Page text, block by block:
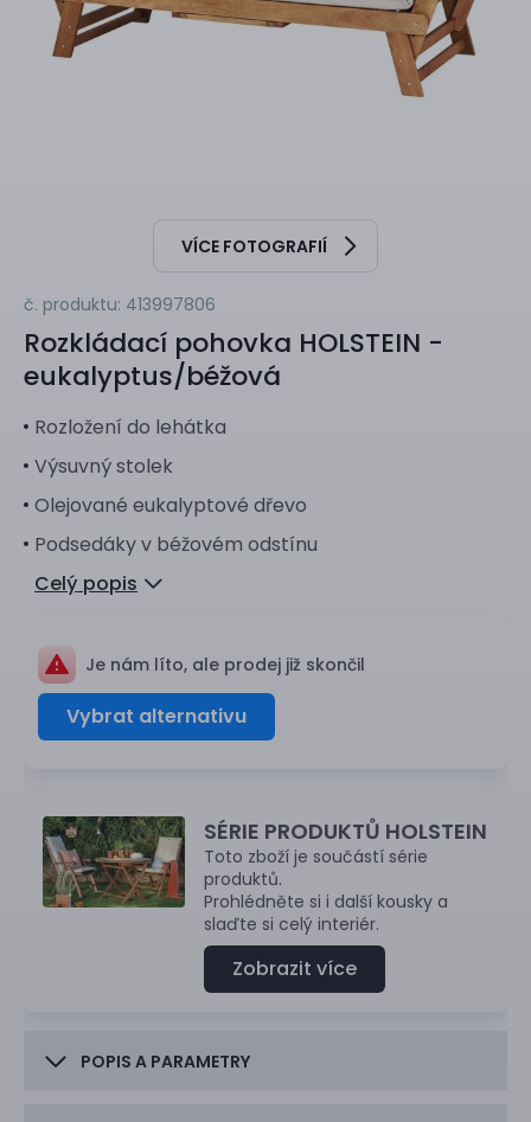
VÍCE FOTOGRAFIÍ
č. produktu: 413997806
Rozkládací pohovka HOLSTEIN -
eukalyptus/béžová
Rozložení do lehátka
Výsuvný stolek
Olejované eukalyptové dřevo
Podsedáky v béžovém odstínu
Celý popis
Je nám líto, ale prodej již skončil
Vybrat alternativu
SÉRIE PRODUKTŮ HOLSTEIN
Toto zboží je součástí série
produktů.
Prohlédněte si i další kousky a
slaďte si celý interiér.
Zobrazit více
POPIS A PARAMETRY